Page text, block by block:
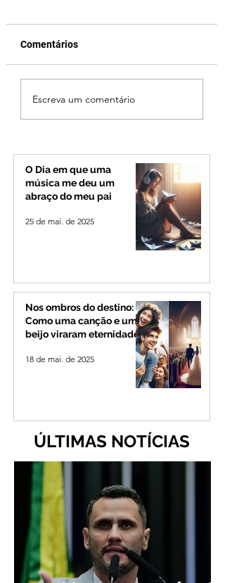
Reviravolta na política
mineira: Cleitinho
desiste de disputar o
permanecerá no
Senado
Comentários
Escreva um comentário
O Dia em que uma
música me deu um
abraço do meu pai
25 de mai. de 2025
Nos ombros do destino:
Como uma canção e um
beijo viraram eternidade
18 de mai. de 2025
ÚLTIMAS NOTÍCIAS